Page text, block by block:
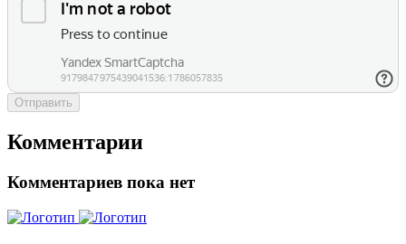
Отправить
Комментарии
Комментариев пока нет